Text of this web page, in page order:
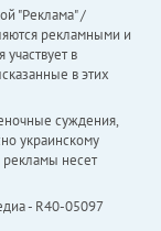
"Реклама" /
рекламными и
в
в этих
суждения,
украинскому
рекламы несет
- R40-05097